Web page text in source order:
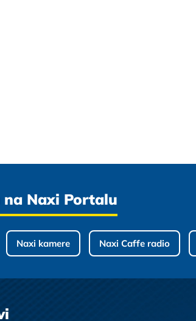
Naxi Portalu
Naxi kamere Naxi Caffe radio